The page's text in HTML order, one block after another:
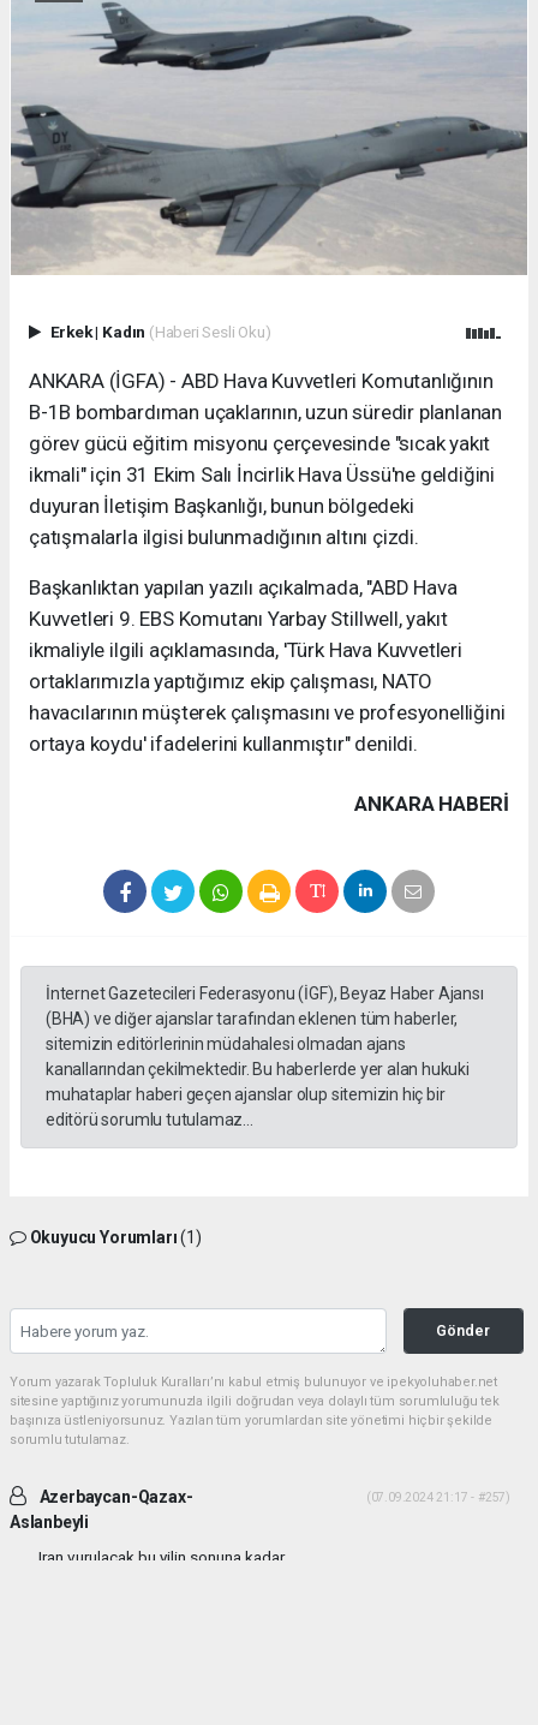
Erkek| Kadın (Haberi Sesli Oku)
ANKARA (İGFA) - ABD Hava Kuvvetleri Komutanlığının
B-1B bombardıman uçaklarının, uzun süredir planlanan
görev gücü eğitim misyonu çerçevesinde "sıcak yakıt
ikmali" için 31 Ekim Salı İncirlik Hava Üssü'ne geldiğini
duyuran İletişim Başkanlığı, bunun bölgedeki
çatışmalarla ilgisi bulunmadığının altını çizdi.
Başkanlıktan yapılan yazılı açıkalmada, "ABD Hava
Kuvvetleri 9. EBS Komutanı Yarbay Stillwell, yakıt
ikmaliyle ilgili açıklamasında, 'Türk Hava Kuvvetleri
ortaklarımızla yaptığımız ekip çalışması, NATO
havacılarının müşterek çalışmasını ve profesyonelliğini
ortaya koydu' ifadelerini kullanmıştır" denildi.
ANKARA HABERİ
İnternet Gazetecileri Federasyonu (İGF), Beyaz Haber Ajansı
(BHA) ve diğer ajanslar tarafından eklenen tüm haberler,
sitemizin editörlerinin müdahalesi olmadan ajans
kanallarından çekilmektedir. Bu haberlerde yer alan hukuki
muhataplar haberi geçen ajanslar olup sitemizin hiç bir
editörü sorumlu tutulamaz...
Okuyucu Yorumları(1)
Gönder
Yorum yazarak Topluluk Kuralları’nı kabul etmiş bulunuyor ve ipekyoluhaber.net
sitesine yaptığınız yorumunuzla ilgili doğrudan veya dolaylı tüm sorumluluğu tek
başınıza üstleniyorsunuz. Yazılan tüm yorumlardan site yönetimi hiçbir şekilde
sorumlu tutulamaz.
Azerbaycan-Qazax-
Aslanbeyli
(07.09.2024 21:17 - #257)
Iran vurulacak bu yilin sonuna kadar...